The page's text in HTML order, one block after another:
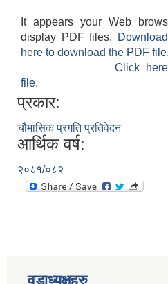
It appears your Web
display PDF files.
here to download the PDF file.
Click
file.
प्रकार:
चौमासिक प्रगति प्रतिवेदन
आर्थिक वर्ष:
२०८१/०८२
वडाध्यक्षहरु